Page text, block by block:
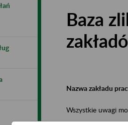
Baza
Nazwa zakładu
Wszystkie uwagi